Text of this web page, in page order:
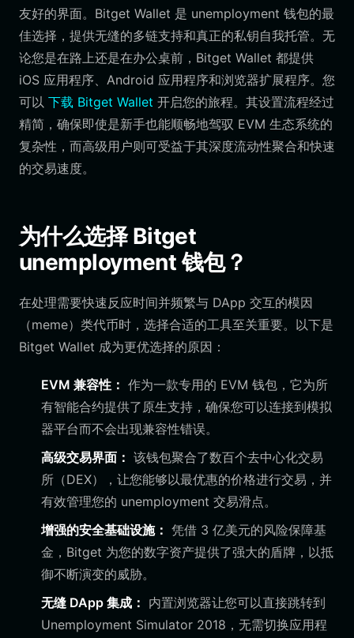
友好的界面。Bitget Wallet 是 unemployment 钱包的最
佳选择，提供无缝的多链支持和真正的私钥自我托管。无
论您是在路上还是在办公桌前，Bitget Wallet 都提供
iOS 应用程序、Android 应用程序和浏览器扩展程序。您
可以 下载 Bitget Wallet 开启您的旅程。其设置流程经过
精简，确保即使是新手也能顺畅地驾驭 EVM 生态系统的
复杂性，而高级用户则可受益于其深度流动性聚合和快速
的交易速度。
为什么选择 Bitget
unemployment 钱包？
在处理需要快速反应时间并频繁与 DApp 交互的模因
（meme）类代币时，选择合适的工具至关重要。以下是
Bitget Wallet 成为更优选择的原因：
EVM 兼容性： 作为一款专用的 EVM 钱包，它为所
有智能合约提供了原生支持，确保您可以连接到模拟
器平台而不会出现兼容性错误。
高级交易界面： 该钱包聚合了数百个去中心化交易
所（DEX），让您能够以最优惠的价格进行交易，并
有效管理您的 unemployment 交易滑点。
增强的安全基础设施： 凭借 3 亿美元的风险保障基
金，Bitget 为您的数字资产提供了强大的盾牌，以抵
御不断演变的威胁。
无缝 DApp 集成： 内置浏览器让您可以直接跳转到
Unemployment Simulator 2018，无需切换应用程